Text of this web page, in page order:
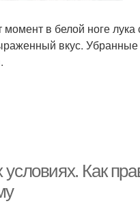
в белой ноге лука
вкус.
Как